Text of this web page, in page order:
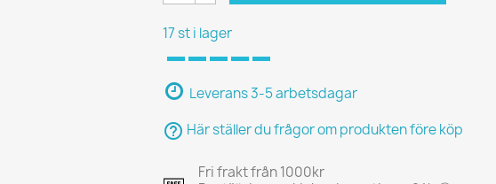
17 st i lager
Leverans 3-5 arbetsdagar
help_outline Här ställer du frågor om produkten före köp
Fri frakt från 1000kr